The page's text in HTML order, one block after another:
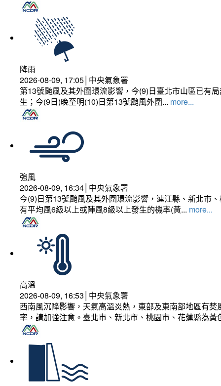
降雨
2026-08-09, 17:05│中央氣象署
第13號颱風及其外圍環流影響，今(9)日臺北市山區已有
生；今(9日)晚至明(10)日第13號颱風外圍... more...
強風
2026-08-09, 16:34│中央氣象署
今(9)日第13號颱風及其外圍環流影響，連江縣、新北市
有平均風6級以上或陣風8級以上發生的機率(黃... more...
高溫
2026-08-09, 16:53│中央氣象署
西南風沉降影響，天氣高溫炎熱，東部及東南部地區有
率，請加強注意。臺北市、新北市、桃園市、花蓮縣為